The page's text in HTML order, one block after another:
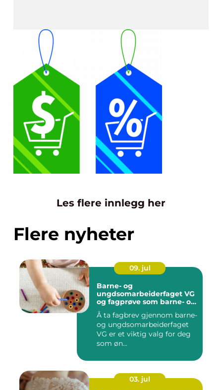
Les flere innlegg her
Flere nyheter
09. jul
Barne- og
ungdsomarbeiderfaget VG
og fagprøve som barne- og
ungdomsarbeider
Å ta fagbrev gjennom barne-
og ungdsomarbeiderfaget
VG er et viktig valg for deg
som øn...
03. jul